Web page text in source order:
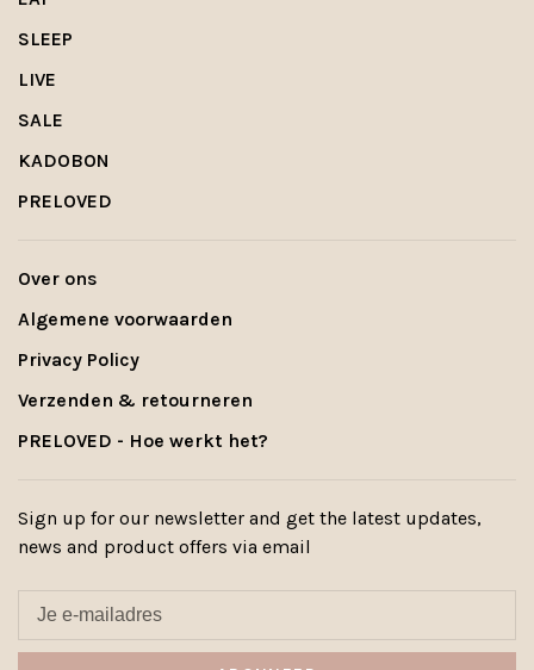
SLEEP
LIVE
SALE
KADOBON
PRELOVED
Over ons
Algemene voorwaarden
Privacy Policy
Verzenden & retourneren
PRELOVED - Hoe werkt het?
Sign up for our newsletter and get the latest updates,
news and product offers via email